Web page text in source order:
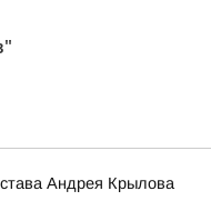
Андрея Крылова